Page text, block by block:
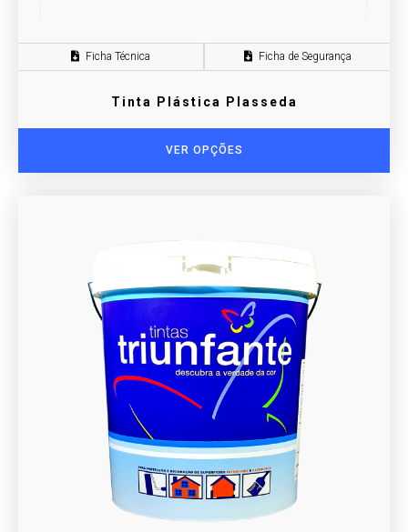
Ficha Técnica Ficha de Segurança
Tinta Plástica Plasseda
VER OPÇÕES